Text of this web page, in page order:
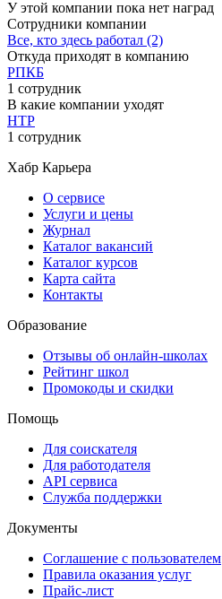
У этой компании пока нет наград
Сотрудники компании
Все, кто здесь работал (2)
Откуда приходят в компанию
РПКБ
1 сотрудник
В какие компании уходят
НТР
1 сотрудник
Хабр Карьера
О сервисе
Услуги и цены
Журнал
Каталог вакансий
Каталог курсов
Карта сайта
Контакты
Образование
Отзывы об онлайн-школах
Рейтинг школ
Промокоды и скидки
Помощь
Для соискателя
Для работодателя
API сервиса
Служба поддержки
Документы
Соглашение с пользователем
Правила оказания услуг
Прайс-лист